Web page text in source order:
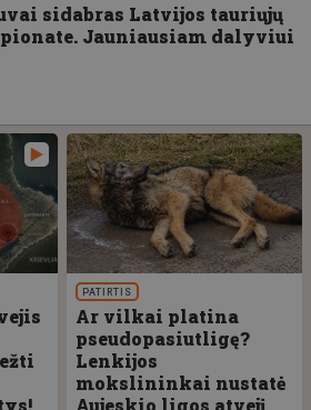
sidabras Latvijos tauriųjų
Jauniausiam dalyviui
PATIRTIS
Ar vilkai platina
pseudopasiutligę?
Lenkijos
mokslininkai nustatė
Aujeskio ligos atvejį